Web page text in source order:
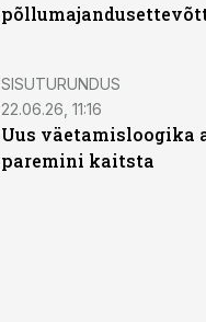
ST
SISUTURUNDUS
22.06.26, 11:16
Uus väetamisloogika
paremini kaitsta